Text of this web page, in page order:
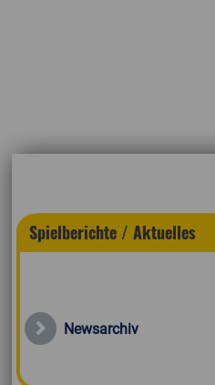
Spielberichte / Aktuelles
Newsarchiv